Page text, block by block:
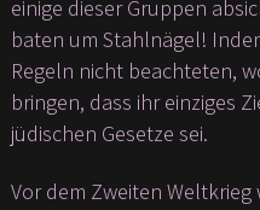
einige dieser Gruppen
baten um Stahlnägel!
Regeln nicht beachteten,
bringen, dass ihr einziges
jüdischen Gesetze sei.
Vor dem Zweiten